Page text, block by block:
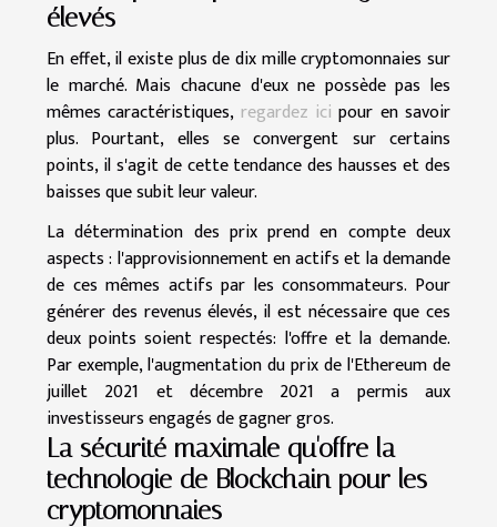
élevés
En effet, il existe plus de dix mille cryptomonnaies sur
le marché. Mais chacune d'eux ne possède pas les
mêmes caractéristiques, regardez ici pour en savoir
plus. Pourtant, elles se convergent sur certains
points, il s'agit de cette tendance des hausses et des
baisses que subit leur valeur.
La détermination des prix prend en compte deux
aspects : l'approvisionnement en actifs et la demande
de ces mêmes actifs par les consommateurs. Pour
générer des revenus élevés, il est nécessaire que ces
deux points soient respectés: l'offre et la demande.
Par exemple, l'augmentation du prix de l'Ethereum de
juillet 2021 et décembre 2021 a permis aux
investisseurs engagés de gagner gros.
La sécurité maximale qu'offre la
technologie de Blockchain pour les
cryptomonnaies